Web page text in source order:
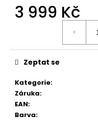
3 999 Kč
Kategorie:
Záruka:
EAN:
Barva:
Zeptat se